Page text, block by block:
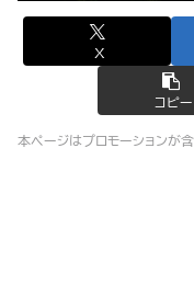
X
コピー
本ページはプロモーションが